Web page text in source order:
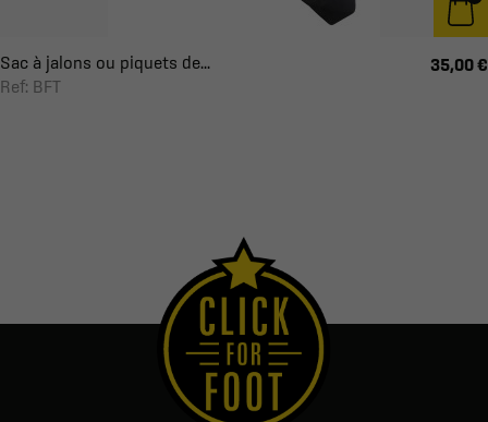
Sac à jalons ou piquets de...
Ref: BFT
35,00 €